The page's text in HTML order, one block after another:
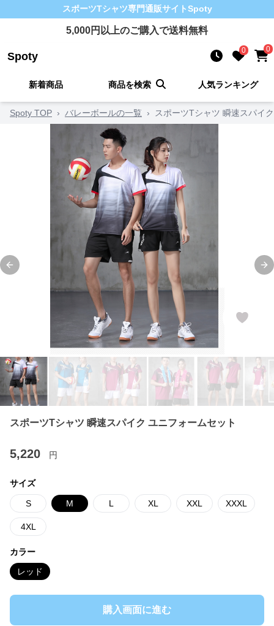
スポーツTシャツ専門通販サイトSpoty
5,000円以上のご購入で送料無料
Spoty 0 0
新着商品 商品を検索 人気ランキング
Spoty TOP › バレーボールの一覧 › スポーツTシャツ 瞬速スパイ
Previous slide
スポーツTシャツ 瞬速スパイク ユニフォームセット
5,220 円
サイズ
S M L XL XXL XXXL
4XL
カラー
レッド
購入画面に進む